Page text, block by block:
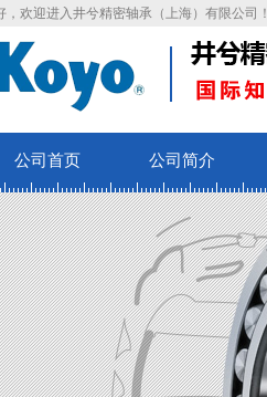
，欢迎进入井兮精密轴承（上海）有限公司！
公司首页 公司简介